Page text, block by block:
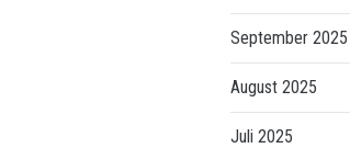
September 2025
August 2025
Juli 2025